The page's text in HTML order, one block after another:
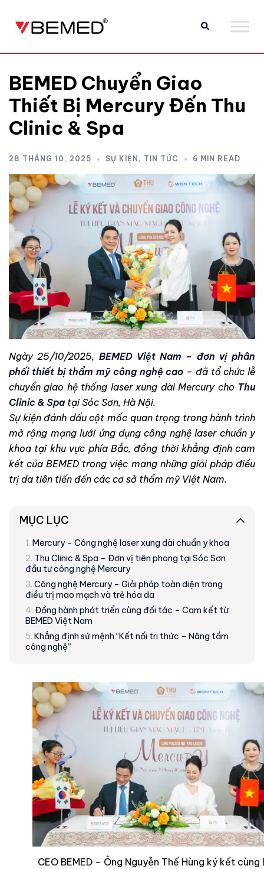
BEMED Chuyển Giao
Thiết Bị Mercury Đến Thu
Clinic & Spa
28 THÁNG 10, 2025 SỰ KIỆN , TIN TỨC 6 MIN READ
Ngày 25/10/2025, BEMED Việt Nam – đơn vị phân
phối thiết bị thẩm mỹ công nghệ cao – đã tổ chức lễ
chuyển giao hệ thống laser xung dài Mercury cho Thu
Clinic & Spatại Sóc Sơn, Hà Nội.
Sự kiện đánh dấu cột mốc quan trọng trong hành trình
mở rộng mạng lưới ứng dụng công nghệ laser chuẩn y
khoa tại khu vực phía Bắc, đồng thời khẳng định cam
kết của BEMED trong việc mang những giải pháp điều
trị da tiên tiến đến các cơ sở thẩm mỹ Việt Nam.
MỤC LỤC
Mercury – Công nghệ laser xung dài chuẩn y khoa
Thu Clinic & Spa – Đơn vị tiên phong tại Sóc Sơn
đầu tư công nghệ Mercury
Công nghệ Mercury – Giải pháp toàn diện trong
điều trị mao mạch và trẻ hóa da
Đồng hành phát triển cùng đối tác – Cam kết từ
BEMED Việt Nam
Khẳng định sứ mệnh “Kết nối tri thức – Nâng tầm
công nghệ”
CEO BEMED – Ông Nguyễn Thế Hùng ký kết cùng